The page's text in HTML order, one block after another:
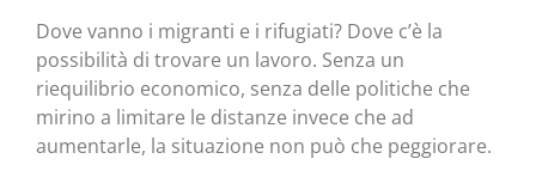
Dove vanno i migranti e i rifugiati? Dove c’è la
possibilità di trovare un lavoro. Senza un
riequilibrio economico, senza delle politiche che
mirino a limitare le distanze invece che ad
aumentarle, la situazione non può che peggiorare.